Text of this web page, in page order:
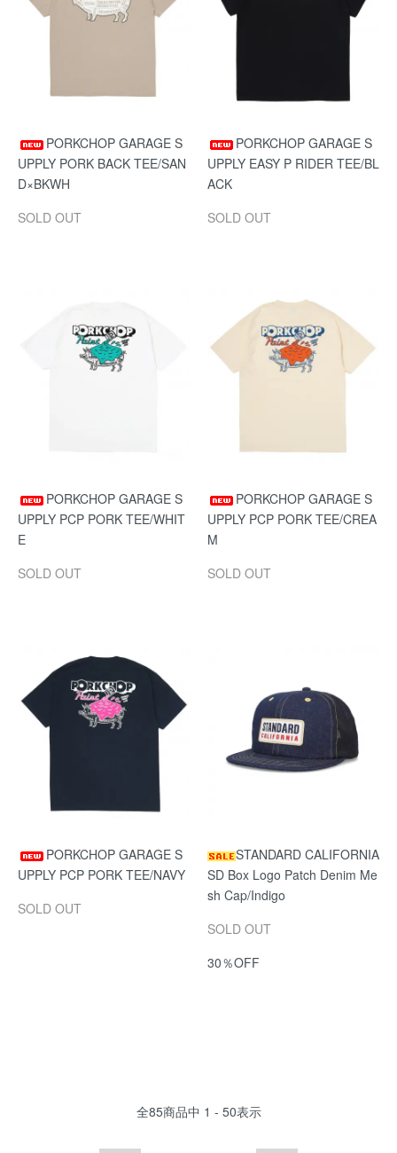
PORKCHOP GARAGE S
UPPLY PORK BACK TEE/SAN
D×BKWH
SOLD OUT
PORKCHOP GARAGE S
UPPLY EASY P RIDER TEE/BL
ACK
SOLD OUT
PORKCHOP GARAGE S
UPPLY PCP PORK TEE/WHIT
E
SOLD OUT
PORKCHOP GARAGE S
UPPLY PCP PORK TEE/CREA
M
SOLD OUT
PORKCHOP GARAGE S
UPPLY PCP PORK TEE/NAVY
SOLD OUT
STANDARD CALIFORNIA
SD Box Logo Patch Denim Me
sh Cap/Indigo
SOLD OUT
30％OFF
全85商品中 1 - 50表示